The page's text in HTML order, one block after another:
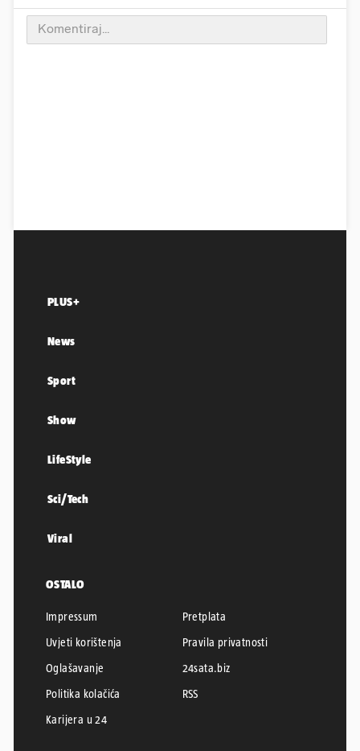
PLUS+
News
Sport
Show
LifeStyle
Sci/Tech
Viral
OSTALO
Impressum
Pretplata
Uvjeti korištenja
Pravila privatnosti
Oglašavanje
24sata.biz
Politika kolačića
RSS
Karijera u 24